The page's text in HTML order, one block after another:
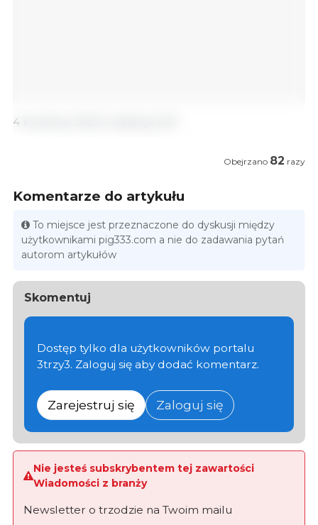
4 kwietnia, 2022/ redakcja 333
Obejrzano 82 razy
Komentarze do artykułu
To miejsce jest przeznaczone do dyskusji między
użytkownikami pig333.com a nie do zadawania pytań
autorom artykułów
Skomentuj
Dostęp tylko dla użytkowników portalu
3trzy3. Zaloguj się aby dodać komentarz.
Zarejestruj się Zaloguj się
Nie jesteś subskrybentem tej zawartości
Wiadomości z branży
Newsletter o trzodzie na Twoim mailu